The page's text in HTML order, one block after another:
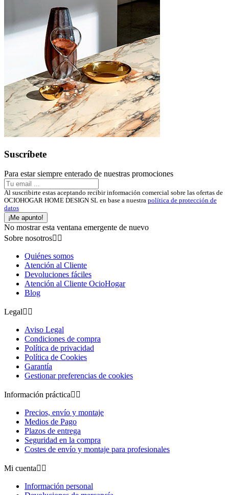
Suscríbete
Para estar siempre enterado de nuestras promociones
Al suscribirte estas aceptando recibir información comercial sobre las ofertas de
OCIOHOGAR HOME DESIGN SL en base a nuestra política de protección de
datos
¡Me apunto!
No mostrar esta ventana emergente de nuevo
Sobre nosotros 
Quiénes somos
Atención al Cliente
Devoluciones fáciles
Atención al Cliente OcioHogar
Blog
Legal 
Aviso Legal
Condiciones de compra
Política de privacidad
Política de Cookies
Garantía
Gestionar preferencias de cookies
Información práctica 
Precios, envío y montaje
Medios de Pago
Plazos de entrega
Seguridad en la compra
Costes de envío y montaje para profesionales
Mi cuenta 
Información personal